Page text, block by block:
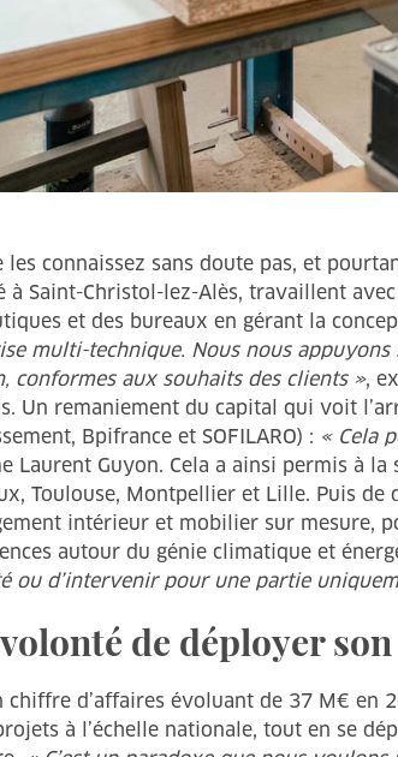
les connaissez sans doute pas, et
à Saint-Christol-lez-Alès, travaillent
et des bureaux en gérant la
multi-technique. Nous nous
conformes aux souhaits des clients »,
Un remaniement du capital qui voit
Bpifrance et SOFILARO) : « Cela
Laurent Guyon. Cela a ainsi permis à
Toulouse, Montpellier et Lille. Puis de
intérieur et mobilier sur mesure,
autour du génie climatique et
ou d’intervenir pour une partie
de déployer
chiffre d’affaires évoluant de 37 M€ en
à l’échelle nationale, tout en se